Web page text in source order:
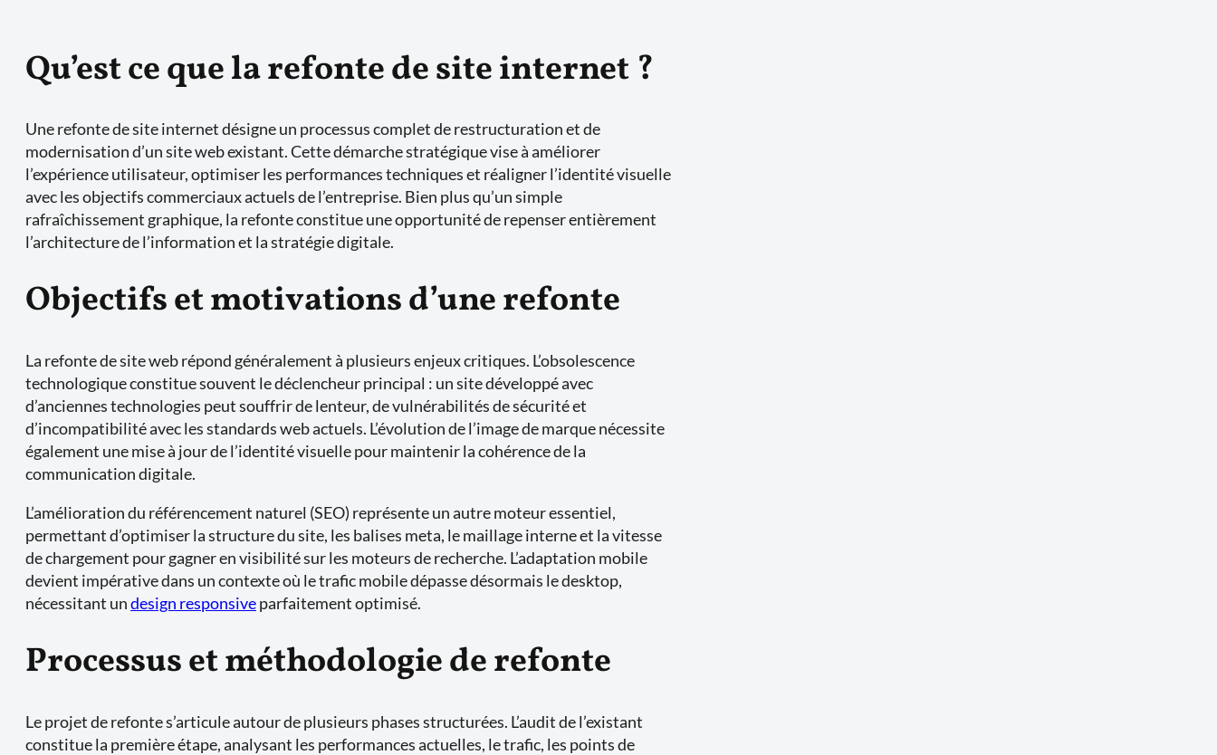
Qu’est ce que la refonte de site internet ?
Une refonte de site internet désigne un processus complet de restructuration et de
modernisation d’un site web existant. Cette démarche stratégique vise à améliorer
l’expérience utilisateur, optimiser les performances techniques et réaligner l’identité visuelle
avec les objectifs commerciaux actuels de l’entreprise. Bien plus qu’un simple
rafraîchissement graphique, la refonte constitue une opportunité de repenser entièrement
l’architecture de l’information et la stratégie digitale.
Objectifs et motivations d’une refonte
La refonte de site web répond généralement à plusieurs enjeux critiques. L’obsolescence
technologique constitue souvent le déclencheur principal : un site développé avec
d’anciennes technologies peut souffrir de lenteur, de vulnérabilités de sécurité et
d’incompatibilité avec les standards web actuels. L’évolution de l’image de marque nécessite
également une mise à jour de l’identité visuelle pour maintenir la cohérence de la
communication digitale.
L’amélioration du référencement naturel (SEO) représente un autre moteur essentiel,
permettant d’optimiser la structure du site, les balises meta, le maillage interne et la vitesse
de chargement pour gagner en visibilité sur les moteurs de recherche. L’adaptation mobile
devient impérative dans un contexte où le trafic mobile dépasse désormais le desktop,
nécessitant undesign responsiveparfaitement optimisé.
Processus et méthodologie de refonte
Le projet de refonte s’articule autour de plusieurs phases structurées. L’audit de l’existant
constitue la première étape, analysant les performances actuelles, le trafic, les points de